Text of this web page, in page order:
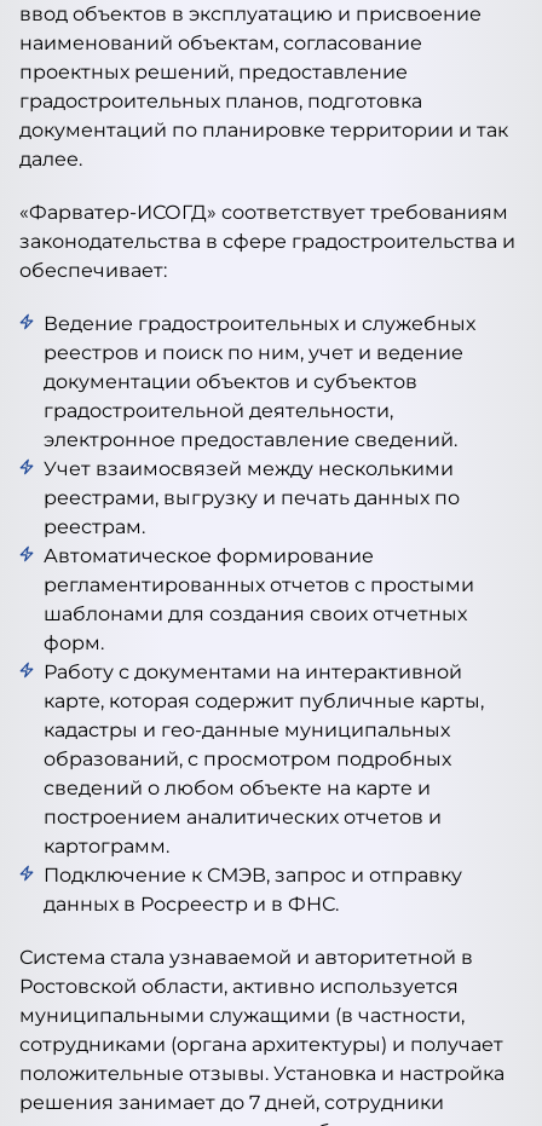
ввод объектов в эксплуатацию и присвоение
наименований объектам, согласование
проектных решений, предоставление
градостроительных планов, подготовка
документаций по планировке территории и так
далее.
«Фарватер-ИСОГД» соответствует требованиям
законодательства в сфере градостроительства и
обеспечивает:
Ведение градостроительных и служебных
реестров и поиск по ним, учет и ведение
документации объектов и субъектов
градостроительной деятельности,
электронное предоставление сведений.
Учет взаимосвязей между несколькими
реестрами, выгрузку и печать данных по
реестрам.
Автоматическое формирование
регламентированных отчетов с простыми
шаблонами для создания своих отчетных
форм.
Работу с документами на интерактивной
карте, которая содержит публичные карты,
кадастры и гео-данные муниципальных
образований, с просмотром подробных
сведений о любом объекте на карте и
построением аналитических отчетов и
картограмм.
Подключение к СМЭВ, запрос и отправку
данных в Росреестр и в ФНС.
Система стала узнаваемой и авторитетной в
Ростовской области, активно используется
муниципальными служащими (в частности,
сотрудниками (органа архитектуры) и получает
положительные отзывы. Установка и настройка
решения занимает до 7 дней, сотрудники